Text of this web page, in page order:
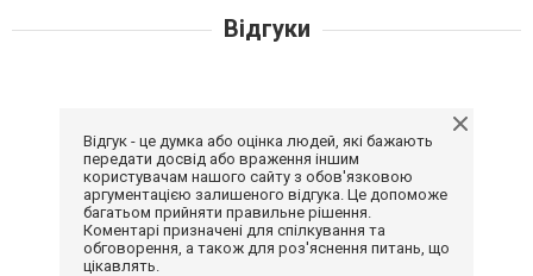
Відгуки
Відгук - це думка або оцінка людей, які бажають
передати досвід або враження іншим
користувачам нашого сайту з обов'язковою
аргументацією залишеного відгука. Це допоможе
багатьом прийняти правильне рішення.
Коментарі призначені для спілкування та
обговорення, а також для роз'яснення питань, що
цікавлять.